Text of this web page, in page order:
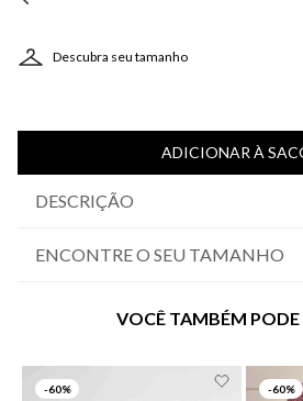
Descubra seu tamanho
ADICIONAR À
DESCRIÇÃO
ENCONTRE O SEU TAMANHO
VOCÊ TAMBÉM PODE
-60% -60%